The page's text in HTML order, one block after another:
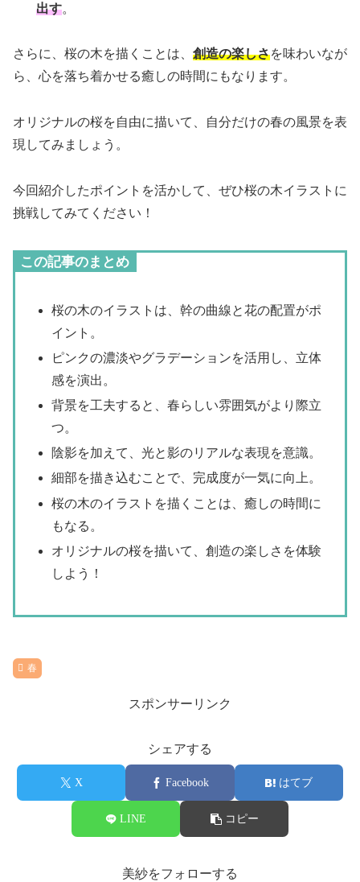
出す。
さらに、桜の木を描くことは、 創造の楽しさを味わいなが
ら、心を落ち着かせる癒しの時間にもなります。
オリジナルの桜を自由に描いて、自分だけの春の風景を表
現してみましょう。
今回紹介したポイントを活かして、ぜひ桜の木イラストに
挑戦してみてください！
この記事のまとめ
桜の木のイラストは、幹の曲線と花の配置がポ
イント。
ピンクの濃淡やグラデーションを活用し、立体
感を演出。
背景を工夫すると、春らしい雰囲気がより際立
つ。
陰影を加えて、光と影のリアルな表現を意識。
細部を描き込むことで、完成度が一気に向上。
桜の木のイラストを描くことは、癒しの時間に
もなる。
オリジナルの桜を描いて、創造の楽しさを体験
しよう！
春
スポンサーリンク
シェアする
X Facebook はてブ
LINE コピー
美紗をフォローする